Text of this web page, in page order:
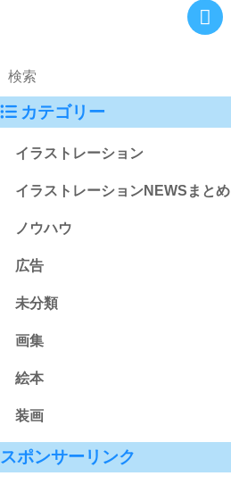
カテゴリー
イラストレーション
イラストレーションNEWSまとめ
ノウハウ
広告
未分類
画集
絵本
装画
スポンサーリンク